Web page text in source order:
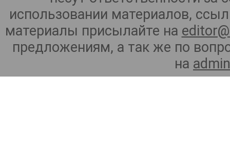
использовании материалов,
материалы присылайте на
предложениям, а так же по
на